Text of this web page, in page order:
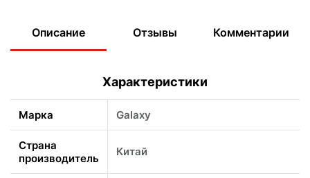
Описание Отзывы Комментарии
Характеристики
Марка Galaxy
Страна
производитель
Китай